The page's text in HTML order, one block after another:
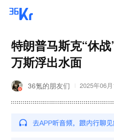
特朗普马斯克“休
万斯浮出水面
36氪的朋友们 2025年06